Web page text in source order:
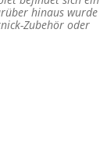
hinaus wurde
Zubehör oder